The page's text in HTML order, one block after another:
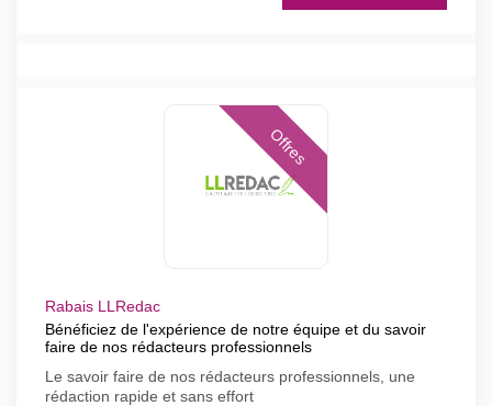
Offres
Rabais LLRedac
Bénéficiez de l'expérience de notre équipe et du savoir
faire de nos rédacteurs professionnels
Le savoir faire de nos rédacteurs professionnels, une
rédaction rapide et sans effort